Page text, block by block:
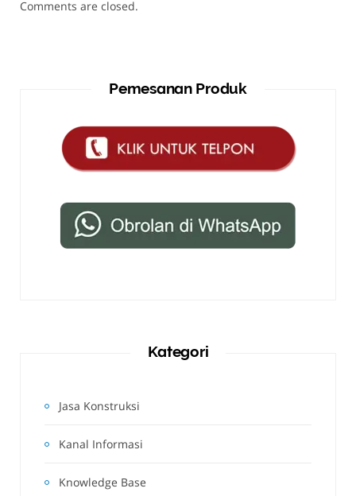
Comments are closed.
Pemesanan Produk
Kategori
Jasa Konstruksi
Kanal Informasi
Knowledge Base